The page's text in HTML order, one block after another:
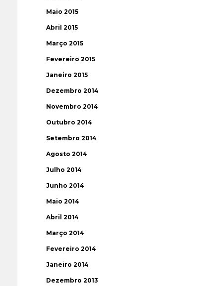
Maio 2015
Abril 2015
Março 2015
Fevereiro 2015
Janeiro 2015
Dezembro 2014
Novembro 2014
Outubro 2014
Setembro 2014
Agosto 2014
Julho 2014
Junho 2014
Maio 2014
Abril 2014
Março 2014
Fevereiro 2014
Janeiro 2014
Dezembro 2013